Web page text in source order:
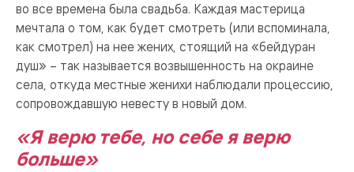
во все времена была свадьба. Каждая мастерица
мечтала о том, как будет смотреть (или вспоминала,
как смотрел) на нее жених, стоящий на «бейдуран
душ» – так называется возвышенность на окраине
села, откуда местные женихи наблюдали процессию,
сопровождавшую невесту в новый дом.
«Я верю тебе, но себе я верю
больше»